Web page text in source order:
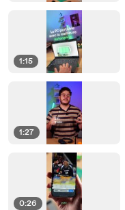
1:15
1:27
0:26